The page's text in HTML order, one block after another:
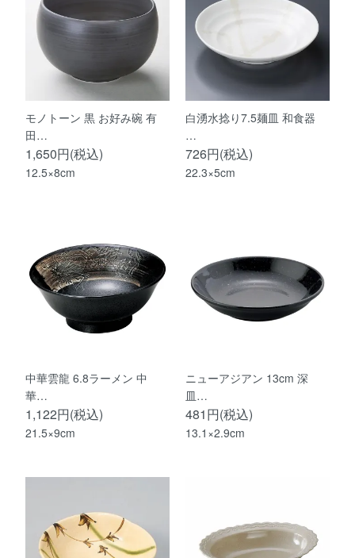
モノトーン 黒 お好み碗 有
田…
1,650円(税込)
12.5×8cm
白湧水捻り7.5麺皿 和食器
…
726円(税込)
22.3×5cm
中華雲龍 6.8ラーメン 中
華…
1,122円(税込)
21.5×9cm
ニューアジアン 13cm 深
皿…
481円(税込)
13.1×2.9cm